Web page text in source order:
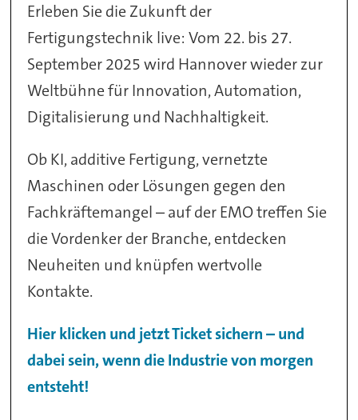
Erleben Sie die Zukunft der
Fertigungstechnik live: Vom 22. bis 27.
September 2025 wird Hannover wieder zur
Weltbühne für Innovation, Automation,
Digitalisierung und Nachhaltigkeit.
Ob KI, additive Fertigung, vernetzte
Maschinen oder Lösungen gegen den
Fachkräftemangel – auf der EMO treffen Sie
die Vordenker der Branche, entdecken
Neuheiten und knüpfen wertvolle
Kontakte.
Hier klicken und jetzt Ticket sichern – und
dabei sein, wenn die Industrie von morgen
entsteht!